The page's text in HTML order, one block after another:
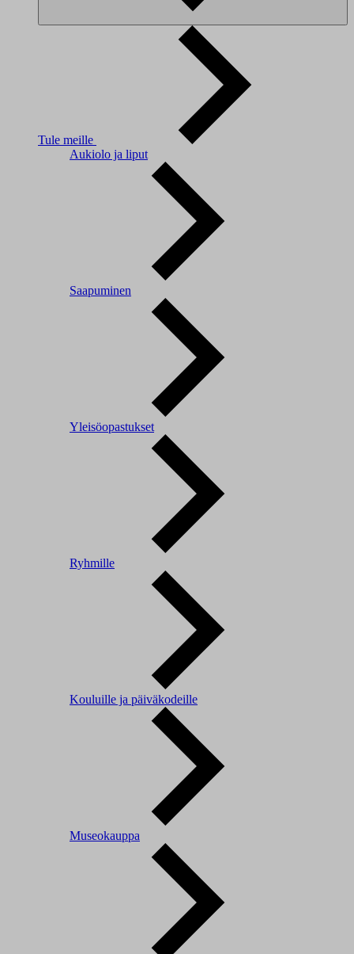
Tule meille
Aukiolo ja liput
Saapuminen
Yleisöopastukset
Ryhmille
Kouluille ja päiväkodeille
Museokauppa